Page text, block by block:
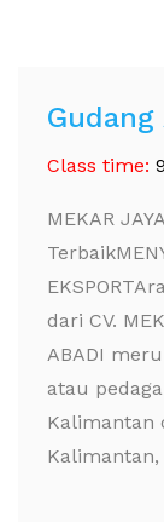
Gudang
Class time:
MEKAR
dari CV.
ABADI
atau
Kalimantan
Kalimantan,